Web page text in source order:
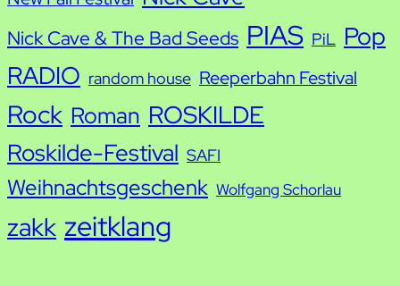
Nick Cave & The Bad Seeds PIAS PiL Pop
RADIO random house Reeperbahn Festival
Rock Roman ROSKILDE
Roskilde-Festival SAFI
Weihnachtsgeschenk Wolfgang Schorlau
zakk zeitklang